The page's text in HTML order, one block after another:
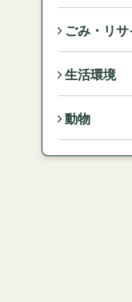
ごみ・リ
生活環境
動物